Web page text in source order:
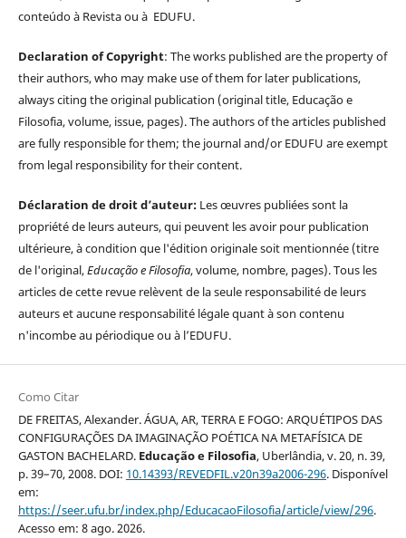
conteúdo à Revista ou à EDUFU.
Declaration of Copyright: The works published are the property of
their authors, who may make use of them for later publications,
always citing the original publication (original title, Educação e
Filosofia, volume, issue, pages). The authors of the articles published
are fully responsible for them; the journal and/or EDUFU are exempt
from legal responsibility for their content.
Déclaration de droit d’auteur: Les œuvres publiées sont la
propriété de leurs auteurs, qui peuvent les avoir pour publication
ultérieure, à condition que l'édition originale soit mentionnée (titre
de l'original,Educação e Filosofia, volume, nombre, pages). Tous les
articles de cette revue relèvent de la seule responsabilité de leurs
auteurs et aucune responsabilité légale quant à son contenu
n'incombe au périodique ou à l’EDUFU.
Como Citar
DE FREITAS, Alexander. ÁGUA, AR, TERRA E FOGO: ARQUÉTIPOS DAS
CONFIGURAÇÕES DA IMAGINAÇÃO POÉTICA NA METAFÍSICA DE
GASTON BACHELARD. Educação e Filosofia, Uberlândia, v. 20, n. 39,
p. 39–70, 2008. DOI: 10.14393/REVEDFIL.v20n39a2006-296. Disponível
em:
https://seer.ufu.br/index.php/EducacaoFilosofia/article/view/296.
Acesso em: 8 ago. 2026.